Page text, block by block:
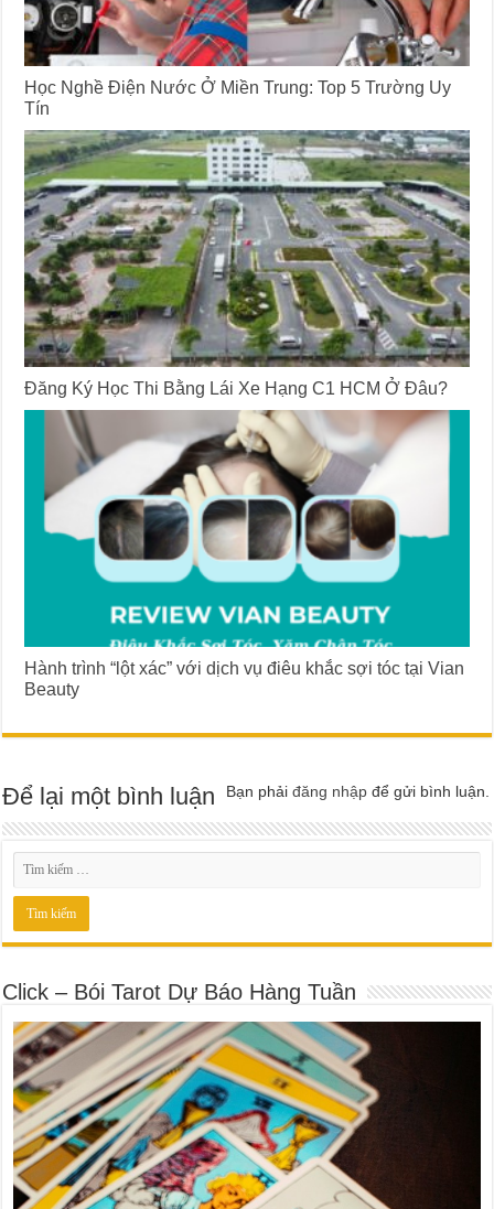
Học Nghề Điện Nước Ở Miền Trung: Top 5 Trường Uy
Tín
Đăng Ký Học Thi Bằng Lái Xe Hạng C1 HCM Ở Đâu?
Hành trình “lột xác” với dịch vụ điêu khắc sợi tóc tại Vian
Beauty
Để lại một bình luận Bạn phảiđăng nhập để gửi bình luận.
Click – Bói Tarot Dự Báo Hàng Tuần